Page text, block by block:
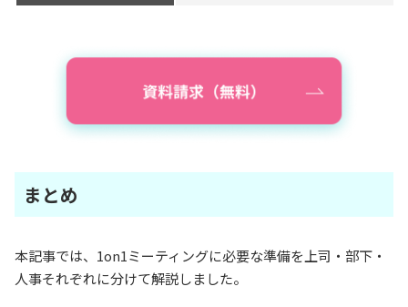
まとめ
本記事では、1on1ミーティングに必要な準備を上司・部下・
人事それぞれに分けて解説しました。